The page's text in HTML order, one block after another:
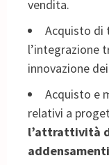
vendita.
Acquisto di
l’integrazione
innovazione
Acquisto e
relativi a
l’attrattività